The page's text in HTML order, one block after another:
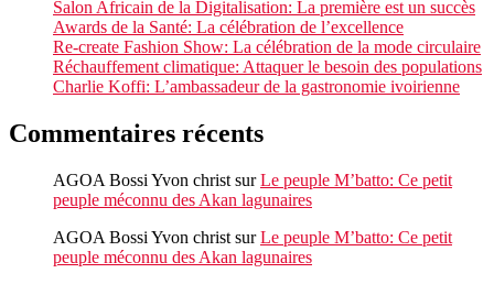
Salon Africain de la Digitalisation: La première est un succès
Awards de la Santé: La célébration de l’excellence
Re-create Fashion Show: La célébration de la mode circulaire
Réchauffement climatique: Attaquer le besoin des populations
Charlie Koffi: L’ambassadeur de la gastronomie ivoirienne
Commentaires récents
AGOA Bossi Yvon christ surLe peuple M’batto: Ce petit
peuple méconnu des Akan lagunaires
AGOA Bossi Yvon christ surLe peuple M’batto: Ce petit
peuple méconnu des Akan lagunaires